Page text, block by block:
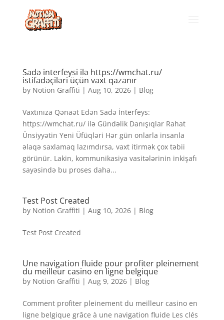
Sadə interfeysi ilə https://wmchat.ru/
istifadəçiləri üçün vaxt qazanır
by Notion Graffiti | Aug 10, 2026| Blog
Vaxtınıza Qənaət Edən Sadə İnterfeys:
https://wmchat.ru/ ilə Gündəlik Danışıqlar Rahat
Ünsiyyətin Yeni Üfüqləri Hər gün onlarla insanla
əlaqə saxlamaq lazımdırsa, vaxt itirmək çox təbii
görünür. Lakin, kommunikasiya vasitələrinin inkişafı
sayəsində bu proses daha...
Test Post Created
by Notion Graffiti | Aug 10, 2026| Blog
Test Post Created
Une navigation fluide pour profiter pleinement
du meilleur casino en ligne belgique
by Notion Graffiti | Aug 9, 2026| Blog
Comment profiter pleinement du meilleur casino en
ligne belgique grâce à une navigation fluide Les clés